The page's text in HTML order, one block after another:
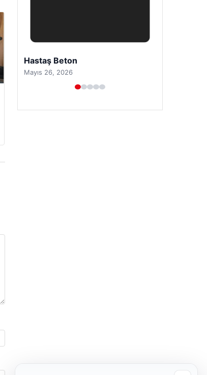
Prenses Night Club
Nisan 29, 2026